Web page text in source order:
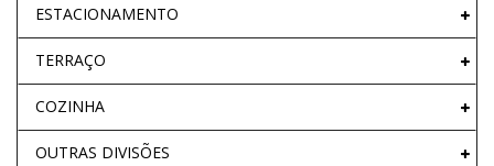
ESTACIONAMENTO
TERRAÇO
COZINHA
OUTRAS DIVISÕES